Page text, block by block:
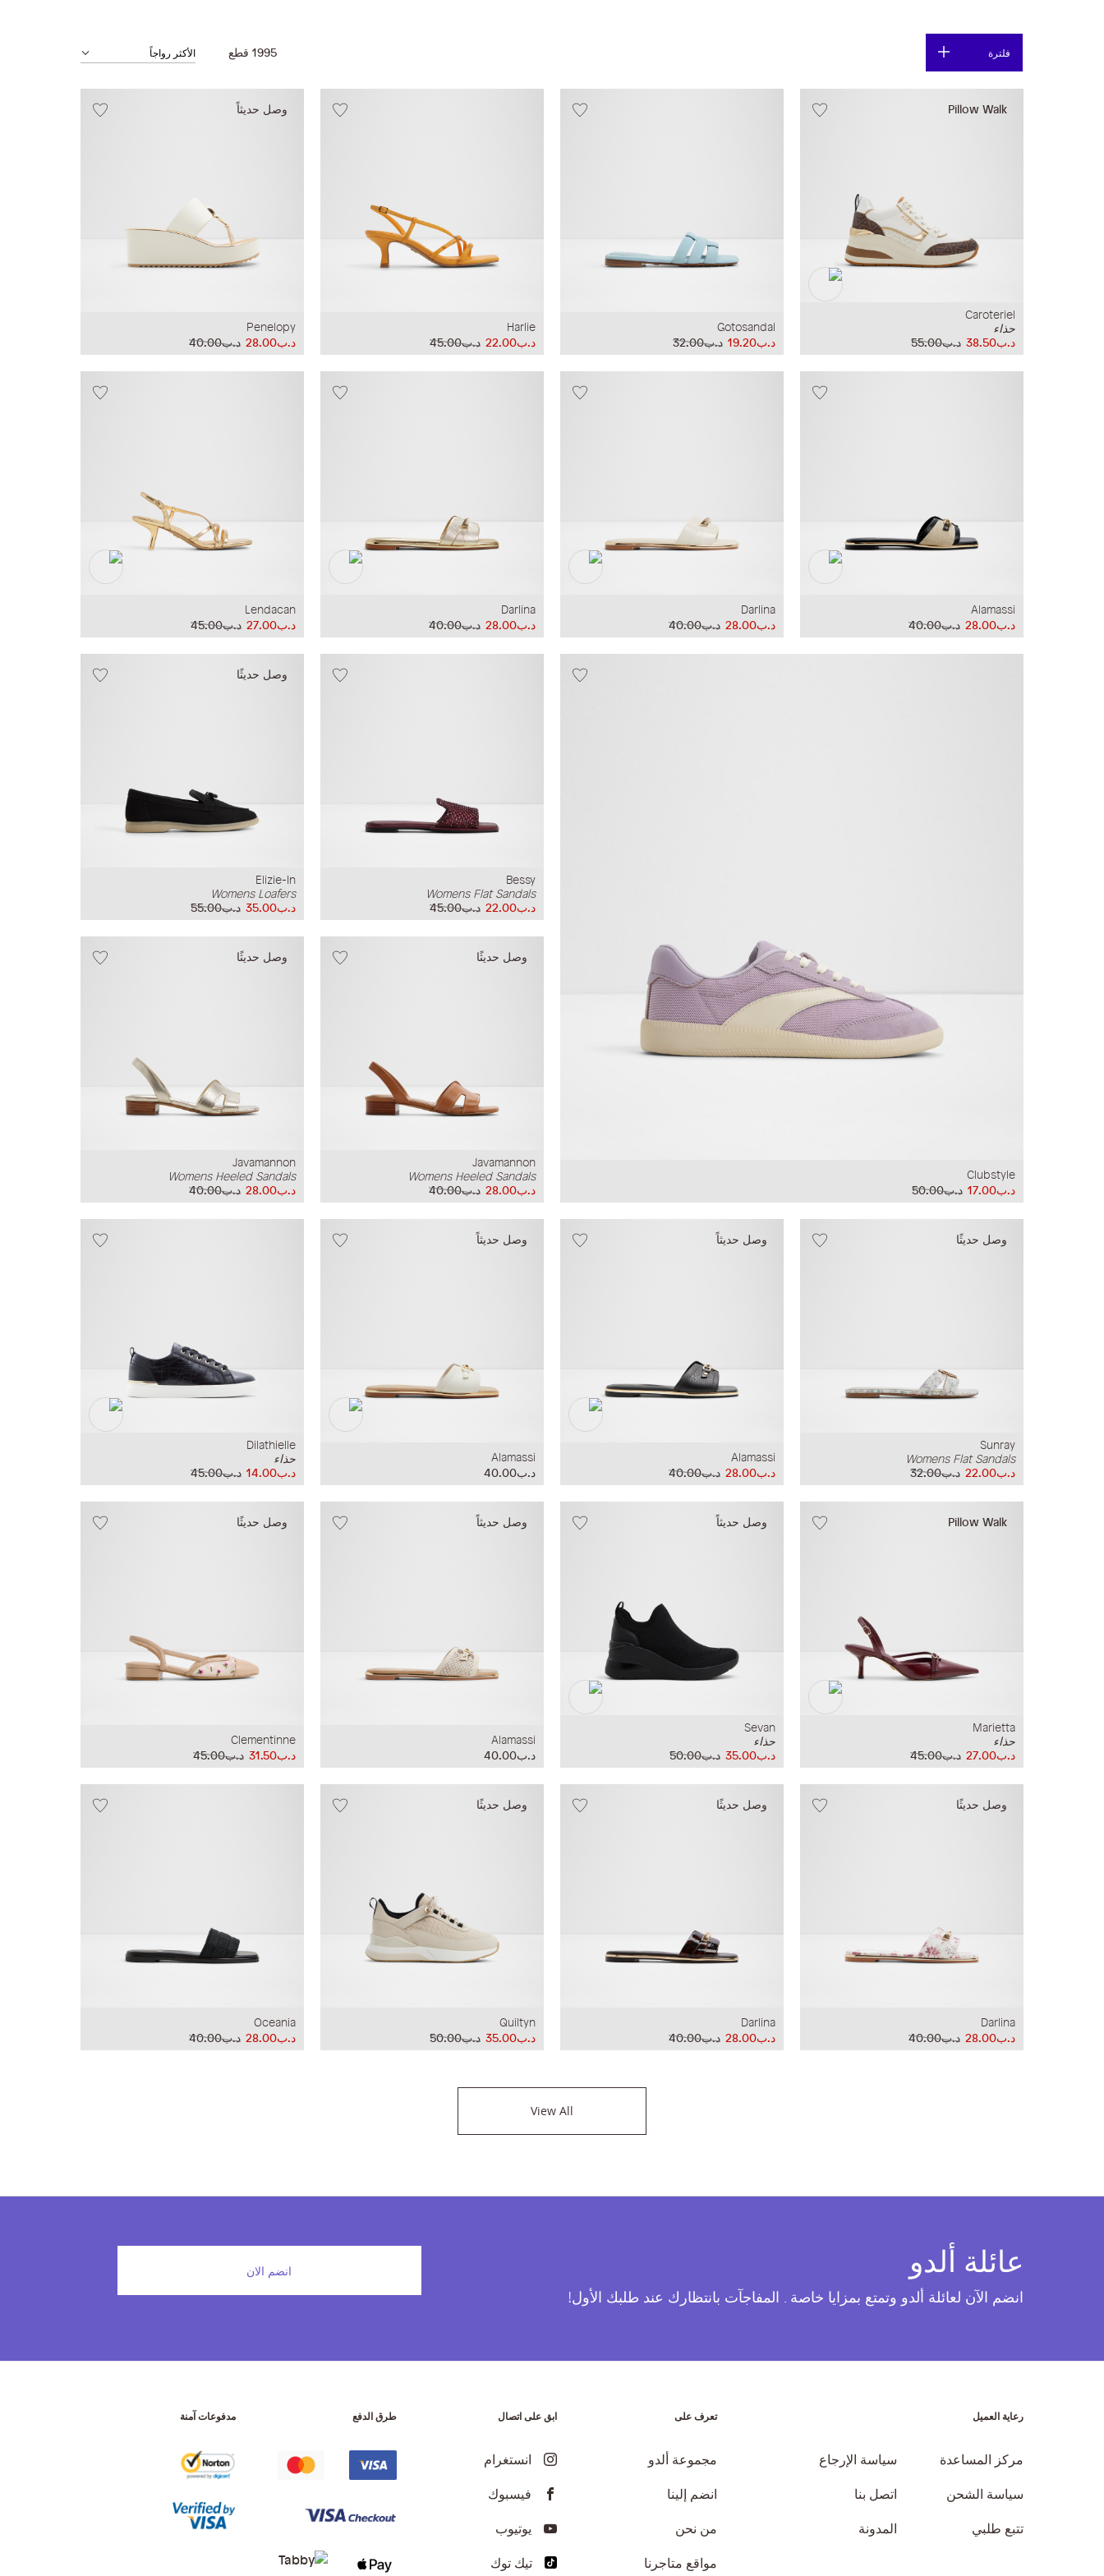
فلترة 1995 قطع
Pillow Walk
Caroteriel
حذاء
د.ب55.00
د.ب38.50
Gotosandal
د.ب32.00
د.ب19.20
Harlie
د.ب45.00
د.ب22.00
وصل حديثاً
Penelopy
د.ب40.00
د.ب28.00
Alamassi
د.ب40.00
د.ب28.00
Darlina
د.ب40.00
د.ب28.00
Darlina
د.ب40.00
د.ب28.00
Lendacan
د.ب45.00
د.ب27.00
Clubstyle
د.ب50.00
د.ب17.00
Bessy
Womens Flat Sandals
د.ب45.00
د.ب22.00
وصل حديثًا
Elizie-In
Womens Loafers
د.ب55.00
د.ب35.00
وصل حديثًا
Javamannon
Womens Heeled Sandals
د.ب40.00
د.ب28.00
وصل حديثًا
Javamannon
Womens Heeled Sandals
د.ب40.00
د.ب28.00
وصل حديثًا
Sunray
Womens Flat Sandals
د.ب32.00
د.ب22.00
وصل حديثاً
Alamassi
د.ب40.00
د.ب28.00
وصل حديثاً
Alamassi
د.ب40.00
Dilathielle
حذاء
د.ب45.00
د.ب14.00
Pillow Walk
Marietta
حذاء
د.ب45.00
د.ب27.00
وصل حديثاً
Sevan
حذاء
د.ب50.00
د.ب35.00
وصل حديثاً
Alamassi
د.ب40.00
وصل حديثًا
Clementinne
د.ب45.00
د.ب31.50
وصل حديثًا
Darlina
د.ب40.00
د.ب28.00
وصل حديثًا
Darlina
د.ب40.00
د.ب28.00
وصل حديثًا
Quiltyn
د.ب50.00
د.ب35.00
Oceania
د.ب40.00
د.ب28.00
View All
عائلة ألدو
انضم الآن لعائلة ألدو وتمتع بمزايا خاصة . المفاجآت بانتظارك عند طلبك الأول!
انضم الان
رعاية العميل
مركز المساعدة
سياسة الإرجاع
سياسة الشحن
اتصل بنا
تتبع طلبي
المدونة
تعرف على
مجموعة ألدو
انضم إلينا
من نحن
مواقع متاجرنا
ابق على اتصال
انستغرام
فيسبوك
يوتيوب
تيك توك
طرق الدفع مدفوعات آمنة